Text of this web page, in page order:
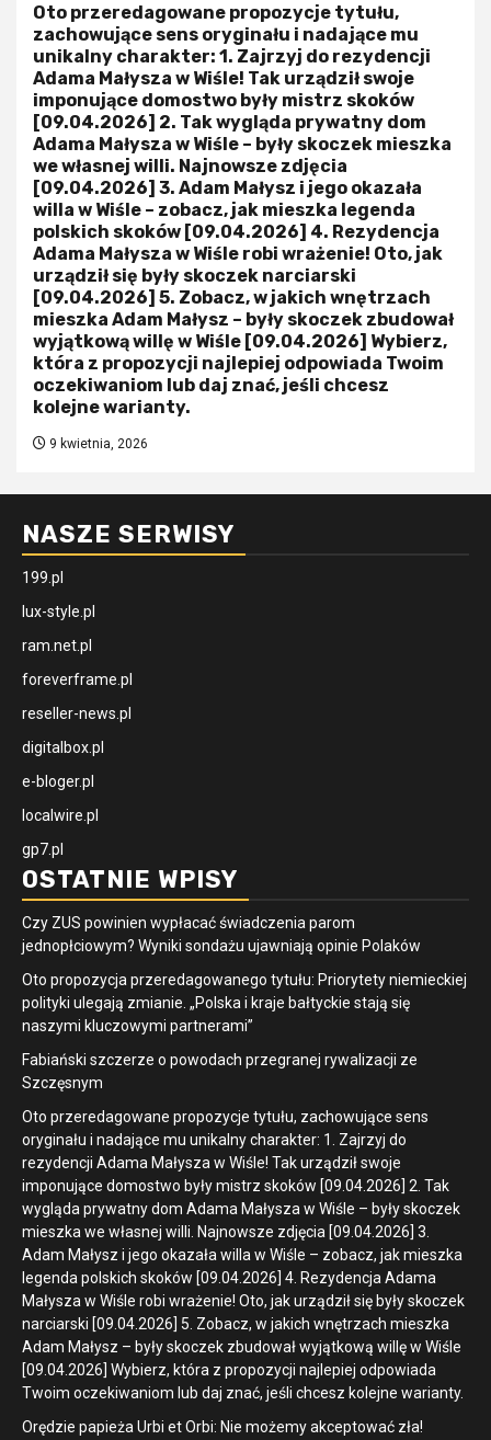
Oto przeredagowane propozycje tytułu,
zachowujące sens oryginału i nadające mu
unikalny charakter: 1. Zajrzyj do rezydencji
Adama Małysza w Wiśle! Tak urządził swoje
imponujące domostwo były mistrz skoków
[09.04.2026] 2. Tak wygląda prywatny dom
Adama Małysza w Wiśle – były skoczek mieszka
we własnej willi. Najnowsze zdjęcia
[09.04.2026] 3. Adam Małysz i jego okazała
willa w Wiśle – zobacz, jak mieszka legenda
polskich skoków [09.04.2026] 4. Rezydencja
Adama Małysza w Wiśle robi wrażenie! Oto, jak
urządził się były skoczek narciarski
[09.04.2026] 5. Zobacz, w jakich wnętrzach
mieszka Adam Małysz – były skoczek zbudował
wyjątkową willę w Wiśle [09.04.2026] Wybierz,
która z propozycji najlepiej odpowiada Twoim
oczekiwaniom lub daj znać, jeśli chcesz
kolejne warianty.
9 kwietnia, 2026
NASZE SERWISY
199.pl
lux-style.pl
ram.net.pl
foreverframe.pl
reseller-news.pl
digitalbox.pl
e-bloger.pl
localwire.pl
gp7.pl
OSTATNIE WPISY
Czy ZUS powinien wypłacać świadczenia parom
jednopłciowym? Wyniki sondażu ujawniają opinie Polaków
Oto propozycja przeredagowanego tytułu: Priorytety niemieckiej
polityki ulegają zmianie. „Polska i kraje bałtyckie stają się
naszymi kluczowymi partnerami”
Fabiański szczerze o powodach przegranej rywalizacji ze
Szczęsnym
Oto przeredagowane propozycje tytułu, zachowujące sens
oryginału i nadające mu unikalny charakter: 1. Zajrzyj do
rezydencji Adama Małysza w Wiśle! Tak urządził swoje
imponujące domostwo były mistrz skoków [09.04.2026] 2. Tak
wygląda prywatny dom Adama Małysza w Wiśle – były skoczek
mieszka we własnej willi. Najnowsze zdjęcia [09.04.2026] 3.
Adam Małysz i jego okazała willa w Wiśle – zobacz, jak mieszka
legenda polskich skoków [09.04.2026] 4. Rezydencja Adama
Małysza w Wiśle robi wrażenie! Oto, jak urządził się były skoczek
narciarski [09.04.2026] 5. Zobacz, w jakich wnętrzach mieszka
Adam Małysz – były skoczek zbudował wyjątkową willę w Wiśle
[09.04.2026] Wybierz, która z propozycji najlepiej odpowiada
Twoim oczekiwaniom lub daj znać, jeśli chcesz kolejne warianty.
Orędzie papieża Urbi et Orbi: Nie możemy akceptować zła!